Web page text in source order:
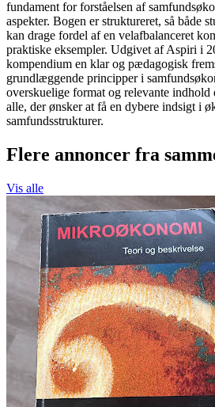
fundament for forståelsen af
aspekter. Bogen er struktureret, så både
kan drage fordel af en velafbalanceret
praktiske eksempler. Udgivet af Aspiri i
kompendium en klar og pædagogisk
grundlæggende principper i
overskuelige format og relevante indhold
alle, der ønsker at få en dybere indsigt i
samfundsstrukturer.
Flere annoncer fra
Vis alle